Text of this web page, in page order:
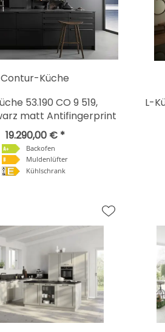
Contur-Küche
53.190 CO 9 519,
matt Antifingerprint
19.290,00 € *
Backofen
Muldenlüfter
Kühlschrank
L-